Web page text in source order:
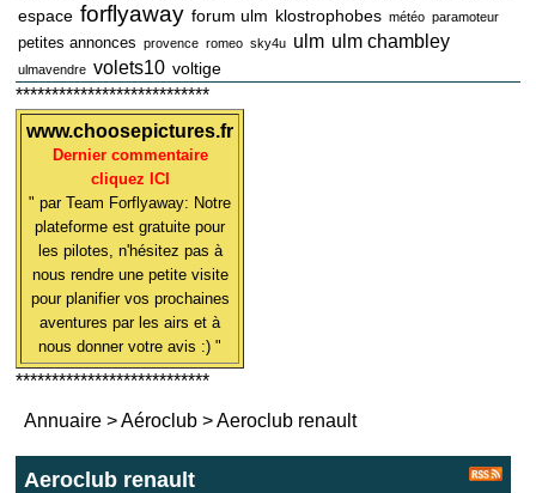
espace forflyaway forum ulm klostrophobes météo paramoteur
petites annonces provence romeo sky4u ulm ulm chambley
ulmavendre volets10 voltige
***************************
www.choosepictures.fr
Dernier commentaire
cliquez ICI
" par Team Forflyaway: Notre
plateforme est gratuite pour
les pilotes, n'hésitez pas à
nous rendre une petite visite
pour planifier vos prochaines
aventures par les airs et à
nous donner votre avis :) "
***************************
Annuaire >Aéroclub >Aeroclub renault
Aeroclub renault